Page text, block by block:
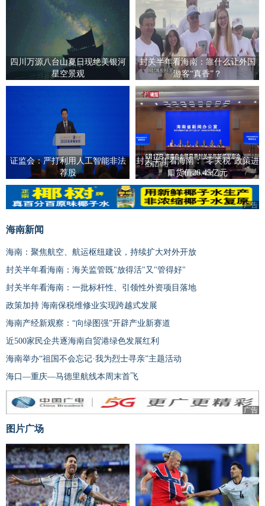
四川万源八台山夏日现绝美银河
星空景观
封关半年看海南：靠什么让外国
游客“真香”？
证监会：严打利用人工智能非法
荐股
封关半年看海南：“零关税”政策进
口货值26.45亿元
广告
广告
海南新闻
海南：聚焦航空、航运枢纽建设，持续扩大对外开放
封关半年看海南：海关监管既"放得活"又"管得好"
封关半年看海南：一批标杆性、引领性外资项目落地
政策加持 海南保税维修业实现跨越式发展
海南产经新观察：“向绿图强”开辟产业新赛道
近500家民企共逐海南自贸港绿色发展红利
海南举办“祖国不会忘记·我为烈士寻亲”主题活动
海口—重庆—马德里航线本周末首飞
广告
图片广场